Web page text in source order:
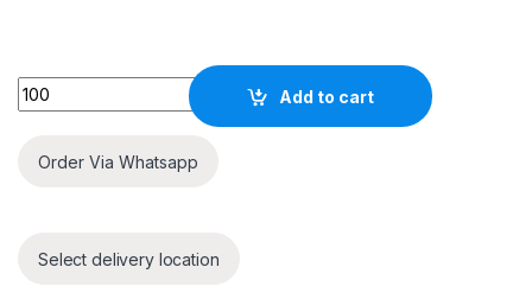
Quantity
Add to cart
Order Via Whatsapp
Select delivery location